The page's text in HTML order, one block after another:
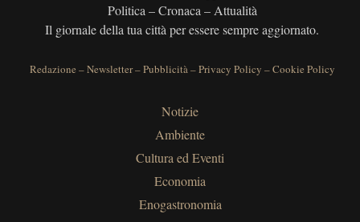
Politica – Cronaca – Attualità
Il giornale della tua città per essere sempre aggiornato.
Redazione –Newsletter–Pubblicità–Privacy Policy –Cookie Policy
Notizie
Ambiente
Cultura ed Eventi
Economia
Enogastronomia